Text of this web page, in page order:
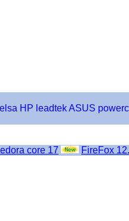
elsa HP leadtekASUS
core 17 FireFox